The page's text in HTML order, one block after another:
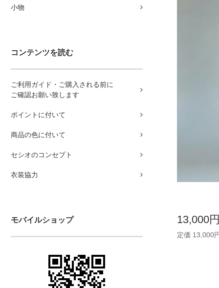
小物
コンテンツを読む
ご利用ガイド・ご購入される前に
ご確認お願い致します
ポイントに付いて
商品の色に付いて
セシオのコンセプト
衣装協力
モバイルショップ 13,000
定価 13,000